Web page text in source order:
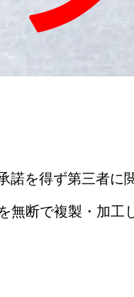
諾を得ず第三者に
無断で複製・加工